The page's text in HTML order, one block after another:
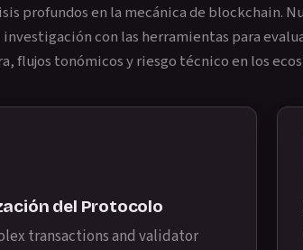
profundos en la mecánica de blockchain.
con las herramientas para
flujos tonómicos y riesgo técnico en los
del Protocolo
transactions and validator